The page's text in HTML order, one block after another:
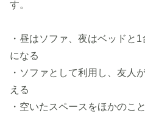
す。
・昼はソファ、夜はベッドと
になる
・ソファとして利用し、友人
える
・空いたスペースをほかのこ